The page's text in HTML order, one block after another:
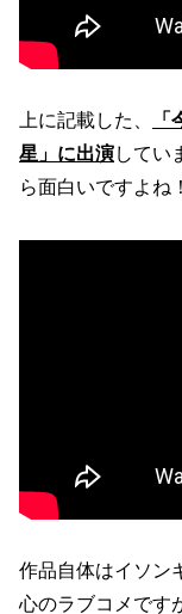
上に記載した、
星」に出演してい
ら面白いですよね
作品自体はイソン
心のラブコメです